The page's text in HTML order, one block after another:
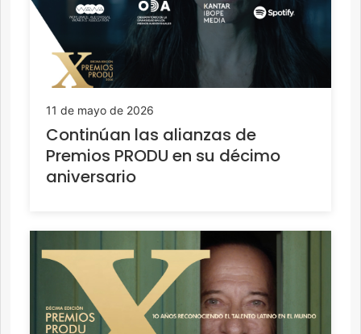
11 de mayo de 2026
Continúan las alianzas de
Premios PRODU en su décimo
aniversario